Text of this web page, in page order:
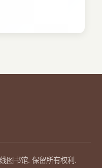
图书馆. 保留所有权利.